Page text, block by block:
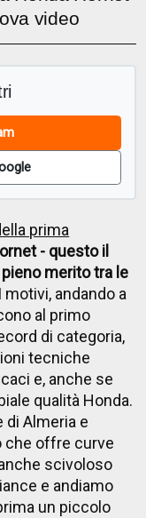
video
prima
- questo il
merito tra le
motivi, andando a
al primo
di categoria,
tecniche
e, anche se
qualità Honda.
di Almeria e
che offre curve
scivoloso
e andiamo
un piccolo